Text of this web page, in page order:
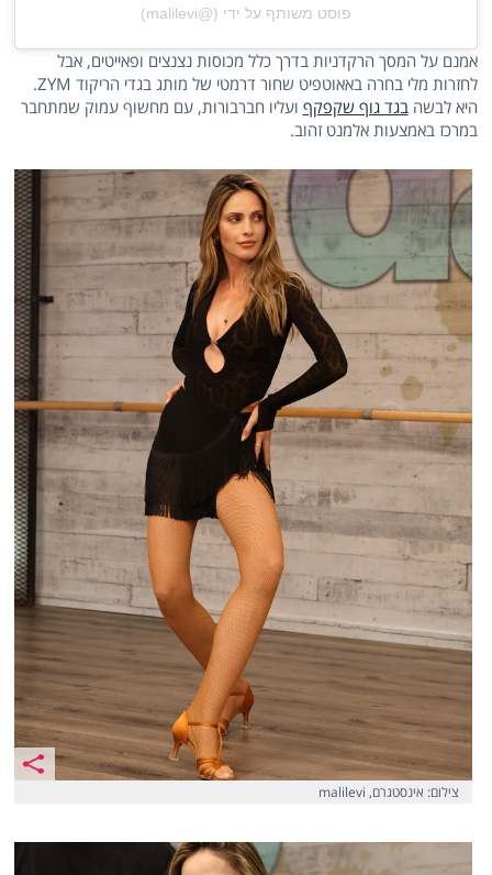
פוסט משותף על ידי ‏‎(@‏‎malilevi‎‏)
אמנם על המסך הרקדניות בדרך כלל מכוסות נצנצים ופאייטים, אבל
לחזרות מלי בחרה באאוטפיט שחור דרמטי של מותג בגדי הריקוד ZYM.
היא לבשהבגד גוף שקפקף ועליו חברבורות, עם מחשוף עמוק שמתחבר
במרכז באמצעות אלמנט זהוב.
צילום: אינסטגרם, malilevi